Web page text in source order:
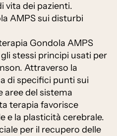
vita dei pazienti.
AMPS sui disturbi
Gondola AMPS
stessi principi usati per
Attraverso la
di specifici punti sui
aree del sistema
terapia favorisce
e la plasticità cerebrale.
per il recupero delle